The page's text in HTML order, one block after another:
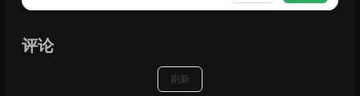
评论
刷新